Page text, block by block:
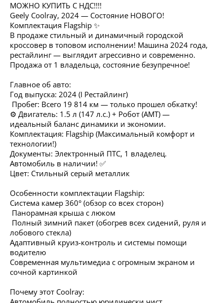
МОЖНО КУПИТЬ С НДС!!!!
Geely Coolray, 2024 — Состояние НОВОГО!
Комплектация Flagship ✨
В продаже стильный и динамичный городской
кроссовер в топовом исполнении! Машина 2024 года,
рестайлинг — выглядит агрессивно и современно.
Продажа от 1 владельца, состояние безупречное!
Главное об авто:
Год выпуска: 2024 (I Рестайлинг)
️ Пробег: Всего 19 814 км — только прошел обкатку!
⚙️ Двигатель: 1.5 л (147 л.с.) + Робот (AMT) —
идеальный баланс динамики и экономии.
Комплектация: Flagship (Максимальный комфорт и
технологии!)
Документы: Электронный ПТС, 1 владелец.
Автомобиль в наличии! ✅
Цвет: Стильный серый металлик
Особенности комплектации Flagship:
Система камер 360° (обзор со всех сторон)
️ Панорамная крыша с люком
️ Полный зимний пакет (обогрев всех сидений, руля и
лобового стекла)
Адаптивный круиз-контроль и системы помощи
водителю
Современная мультимедиа с огромным экраном и
сочной картинкой
Почему этот Coolray: